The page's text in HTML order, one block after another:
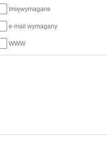
Imięwymagane
e-mail wymagany
WWW